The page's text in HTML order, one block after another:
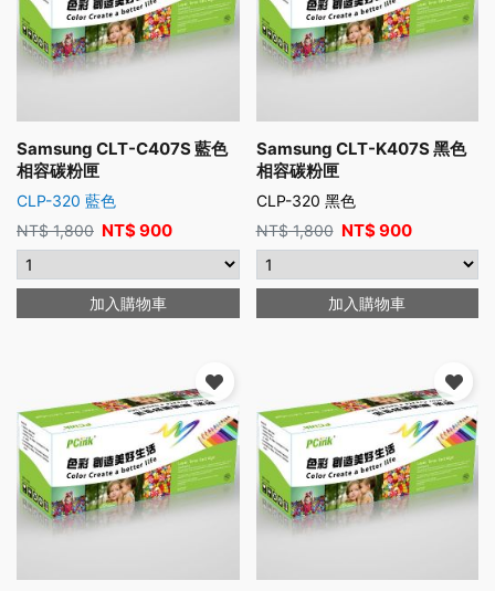
Samsung CLT-C407S 藍色
相容碳粉匣
CLP-320 藍色
NT$1,800 NT$900
加入購物車
Samsung CLT-K407S 黑色
相容碳粉匣
CLP-320 黑色
NT$1,800 NT$900
加入購物車